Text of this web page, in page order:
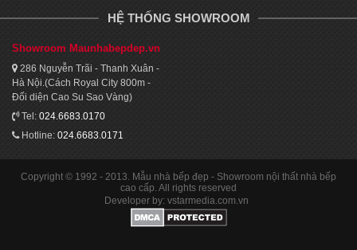
HỆ THỐNG SHOWROOM
Showroom Maunhabepdep.vn
286 Nguyễn Trãi - Thanh Xuân -
Hà Nội.(Cách Royal City 800m -
Đối diện Cao Su Sao Vàng)
Tel: 024.6683.0170
Hotline: 024.6683.0171
Copyright © 1992 - 2013. Mẫu nhà bếp đẹp - Showroom nội thất nhà bếp
cao cấp. All rights reserved
Developer by: vstarmedia.com.vn